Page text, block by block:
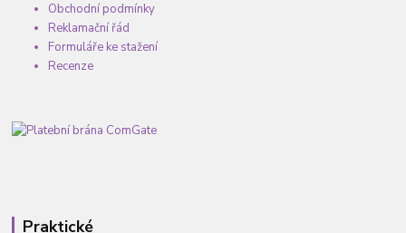
Obchodní podmínky
Reklamační řád
Formuláře ke stažení
Recenze
Praktické